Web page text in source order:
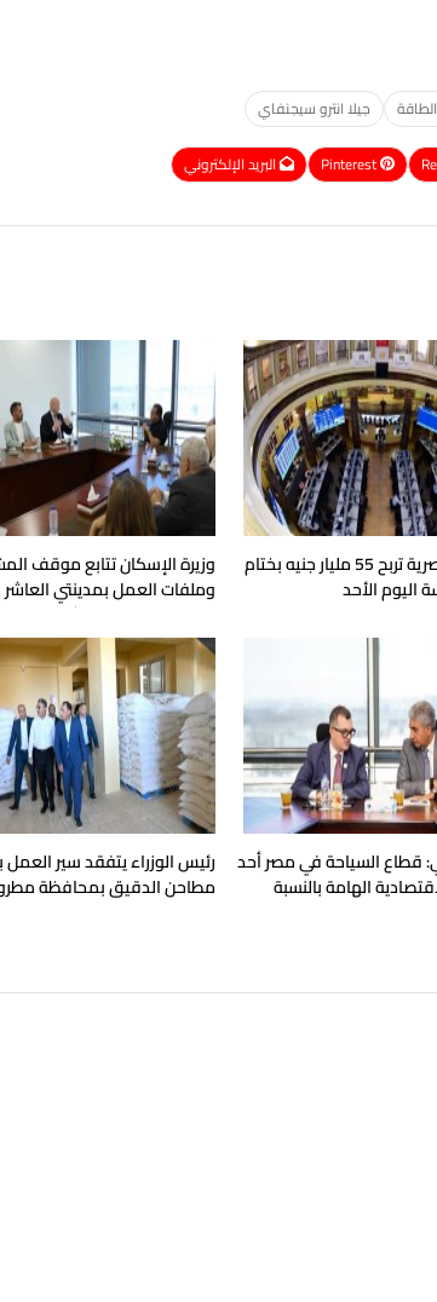
جيلا انترو سيجنفاي
Pinterest البريد الإلكتروني
البورصة المصرية تربح 55 مليار جنيه بختام
اليوم الأحد
وزيرة الإسكان تتابع موقف
وملفات العمل بمدينتي
رمضان وحدائق العاشر
السياحة في مصر أحد
الهامة بالنسبة
رئيس الوزراء يتفقد سير العمل
مطاحن الدقيق بمحافظة